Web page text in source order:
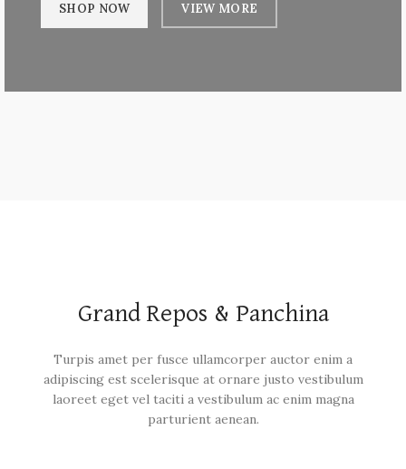
SHOP NOW VIEW MORE
Grand Repos & Panchina
Turpis amet per fusce ullamcorper auctor enim a
adipiscing est scelerisque at ornare justo vestibulum
laoreet eget vel taciti a vestibulum ac enim magna
parturient aenean.